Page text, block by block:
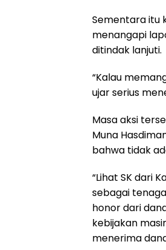
Sementara itu
menangapi
ditindak lanjuti.
“Kalau
ujar serius
Masa aksi
Muna
bahwa tidak
“Lihat SK dari
sebagai
honor dari
kebijakan
menerima